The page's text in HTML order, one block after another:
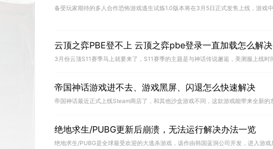
云顶之弈PBE登不上 云顶之弈pbe登录一直加载怎么解决
帝国神话游戏进不去、游戏黑屏、闪退怎么快速解决
绝地求生/PUBG更新后崩溃，无法运行解决办法一览